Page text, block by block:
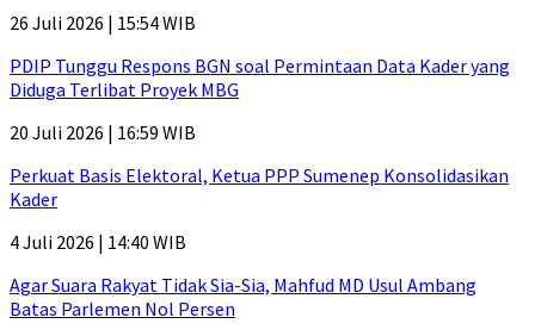
26 Juli 2026 | 15:54 WIB
PDIP Tunggu Respons BGN soal Permintaan Data Kader yang
Diduga Terlibat Proyek MBG
20 Juli 2026 | 16:59 WIB
Perkuat Basis Elektoral, Ketua PPP Sumenep Konsolidasikan
Kader
4 Juli 2026 | 14:40 WIB
Agar Suara Rakyat Tidak Sia-Sia, Mahfud MD Usul Ambang
Batas Parlemen Nol Persen